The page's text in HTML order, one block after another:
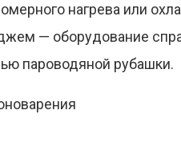
нагрева или
джем — оборудование
пароводяной рубашки.